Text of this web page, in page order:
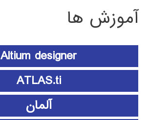
آموزش ها
Altium designer
ATLAS.ti
آلمان